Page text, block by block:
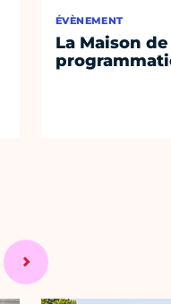
ÉVÈNEMENT
La Maison